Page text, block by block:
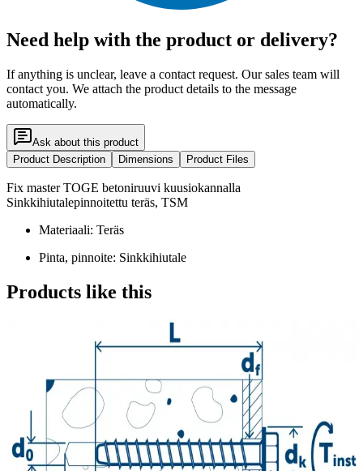
Need help with the product or delivery?
If anything is unclear, leave a contact request. Our sales team will
contact you. We attach the product details to the message
automatically.
Ask about this product
Product Description
Dimensions Product Files
Fix master TOGE betoniruuvi kuusiokannalla
Sinkkihiutalepinnoitettu teräs, TSM
Materiaali: Teräs
Pinta, pinnoite: Sinkkihiutale
Products like this